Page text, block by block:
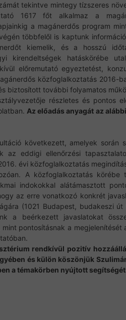
tekintve mintegy tízszeres
1617 főt alkalmaz a
a magánerdős program
többfelől is kaptunk
kiemelik, és a hosszú
kirendeltségek hatáskörébe
előremutató egyeztetést,
közfoglalkoztatás 2016-
biztosított további folyamatos
részletes és pontos
Az előadás anyagát az
következett, amelyek során
az eddigi ellenőrzési
évi közfoglalkoztatás
A közfoglalkoztatás körébe
indokokkal alátámasztott
az erre vonatkozó konkrét
(1021 Budapest, budakeszi út
a beérkezett javaslatokat
pontosításnak a megjelenítését
rendkívül pozitív
és külön köszönjük
a témakörben nyújtott